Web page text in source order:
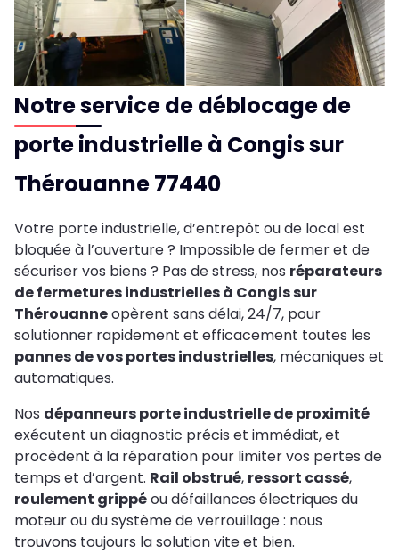
Notre service de déblocage de
porte industrielle à Congis sur
Thérouanne 77440
Votre porte industrielle, d’entrepôt ou de local est
bloquée à l’ouverture ? Impossible de fermer et de
sécuriser vos biens ? Pas de stress, nos réparateurs
de fermetures industrielles à Congis sur
Thérouanneopèrent sans délai, 24/7, pour
solutionner rapidement et efficacement toutes les
pannes de vos portes industrielles, mécaniques et
automatiques.
Nos dépanneurs porte industrielle de proximité
exécutent un diagnostic précis et immédiat, et
procèdent à la réparation pour limiter vos pertes de
temps et d’argent. Rail obstrué, ressort cassé,
roulement grippéou défaillances électriques du
moteur ou du système de verrouillage : nous
trouvons toujours la solution vite et bien.